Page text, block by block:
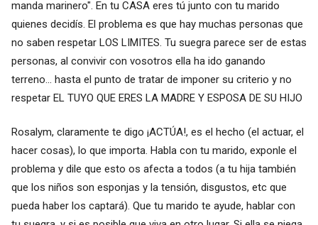
manda marinero". En tu CASA eres tú junto con tu marido
quienes decidís. El problema es que hay muchas personas que
no saben respetar LOS LIMITES. Tu suegra parece ser de estas
personas, al convivir con vosotros ella ha ido ganando
terreno... hasta el punto de tratar de imponer su criterio y no
respetar EL TUYO QUE ERES LA MADRE Y ESPOSA DE SU HIJO
Rosalym, claramente te digo ¡ACTÚA!, es el hecho (el actuar, el
hacer cosas), lo que importa. Habla con tu marido, exponle el
problema y dile que esto os afecta a todos (a tu hija también
que los niños son esponjas y la tensión, disgustos, etc que
pueda haber los captará). Que tu marido te ayude, hablar con